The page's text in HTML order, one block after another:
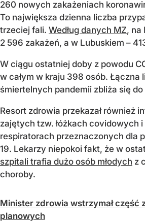
260 nowych zakażeniach
To największa dzienna liczba
trzeciej fali. Według danych MZ, na
2 596 zakażeń, a w Lubuskiem –
W ciągu ostatniej doby z powodu
w całym w kraju 398 osób. Łączna
śmiertelnych pandemii zbliża się
Resort zdrowia przekazał również
zajętych tzw. łóżkach covidowych
respiratorach przeznaczonych dla
19. Lekarzy niepokoi fakt, że w
szpitali trafia dużo osób młodych z
choroby.
Minister zdrowia wstrzymał część
planowych